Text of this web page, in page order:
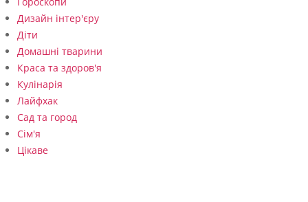
Дизайн інтер'єру
Діти
Домашні тварини
Краса та здоров'я
Кулінарія
Лайфхак
Сад та город
Сім'я
Цікаве